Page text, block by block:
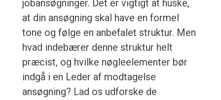
jobansøgninger. Det er vigtigt at huske,
at din ansøgning skal have en formel
tone og følge en anbefalet struktur. Men
hvad indebærer denne struktur helt
præcist, og hvilke nøgleelementer bør
indgå i en Leder af modtagelse
ansøgning? Lad os udforske de